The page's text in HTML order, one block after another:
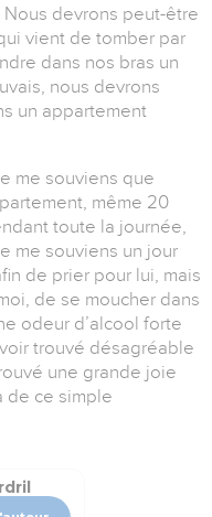
devrons peut-être
vient de tomber par
dans nos bras un
nous devrons
un appartement
me souviens que
même 20
toute la journée,
me souviens un jour
de prier pour lui, mais
de se moucher dans
odeur d’alcool forte
trouvé désagréable
une grande joie
de ce simple